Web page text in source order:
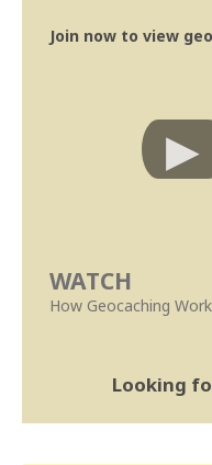
Join now to view
WATCH
How Geocaching
Looking